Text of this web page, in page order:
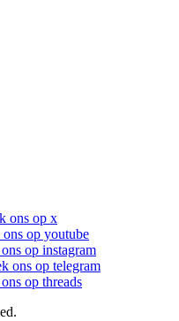
ons op x
op youtube
op instagram
ons op telegram
op threads